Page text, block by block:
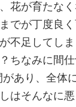
花が育たな
でが丁度良
不足してし
ちなみに間仕
があり、全体
はそんなに